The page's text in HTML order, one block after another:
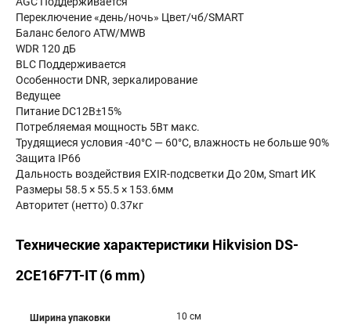
Переключение «день/ночь» Цвет/чб/SMART
Баланс белого ATW/MWB
WDR 120 дБ
BLC Поддерживается
Особенности DNR, зеркалирование
Ведущее
Питание DC12В±15%
Потребляемая мощность 5Вт макс.
Трудящиеся условия -40°С — 60°С, влажность не больше 90%
Защита IP66
Дальность воздействия EXIR-подсветки До 20м, Smart ИК
Размеры 58.5 × 55.5 × 153.6мм
Авторитет (нетто) 0.37кг
Технические характеристики Hikvision DS-
2CE16F7T-IT (6 mm)
Ширина упаковки 10 см